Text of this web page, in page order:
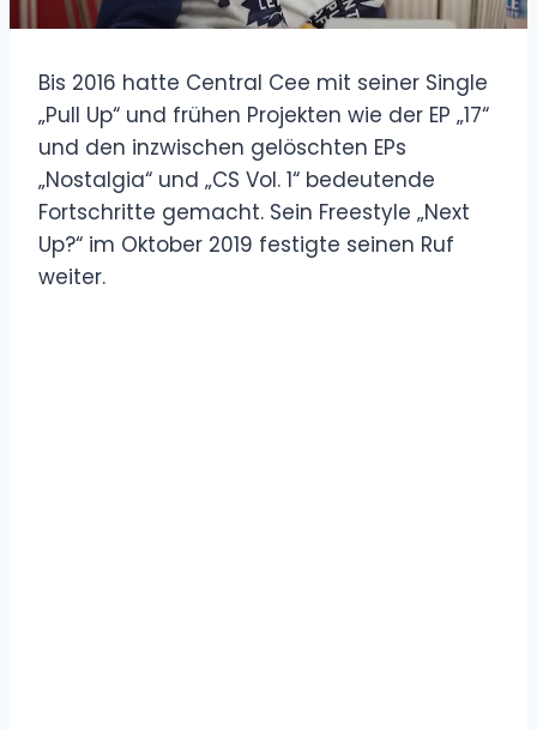
Bis 2016 hatte Central Cee mit seiner Single
„Pull Up“ und frühen Projekten wie der EP „17“
und den inzwischen gelöschten EPs
„Nostalgia“ und „CS Vol. 1“ bedeutende
Fortschritte gemacht. Sein Freestyle „Next
Up?“ im Oktober 2019 festigte seinen Ruf
weiter.